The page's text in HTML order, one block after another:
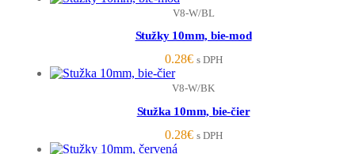
V8-W/BL
Stužky 10mm, bie-mod
0.28€ s DPH
V8-W/BK
Stužka 10mm, bie-čier
0.28€ s DPH